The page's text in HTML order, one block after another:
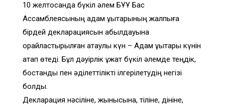
10 желтоқсанда бүкіл әлем БҰҰ Бас
Ассамблеясының адам құқықтарының жалпыға
бірдей декларациясын қабылдауына
орайластырылған атаулы күн – Адам құқықтары күнін
атап өтеді. Бұл дәуірлік құжат бүкіл әлемде теңдік,
бостандық пен әділеттілікті ілгерілетудің негізі
болды.
Декларация нәсіліне, жынысына, тіліне, дініне,